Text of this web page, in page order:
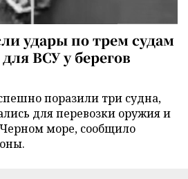
удары по трем судам
ВСУ у берегов
поразили три судна,
для перевозки оружия и
море, сообщило